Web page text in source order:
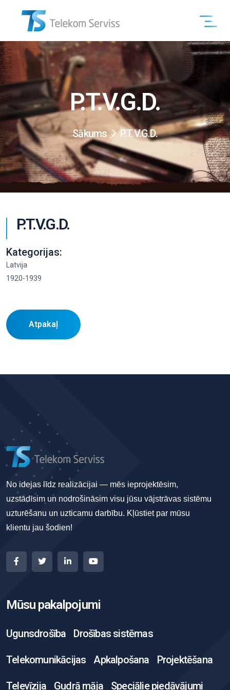
P.T.V.G.D.
Sākums P.T.V.G.D.
P.T.V.G.D.
Kategorijas:
Latvija
1920-1939
Atpakaļ
No idejas līdz realizācijai — mēs ieprojektēsim,
uzstādīsim un nodrošināsim visu jūsu vājstrāvas sistēmu
uzturēšanu un uzticamu darbību. Kļūstiet par mūsu
klientu jau šodien!
Mūsu pakalpojumi
Ugunsdrošība Drošības sistēmas
Telekomunikācijas Apkalpošana Projektēšana
Televīzija Gudrā māja Speciālie piedāvājumi